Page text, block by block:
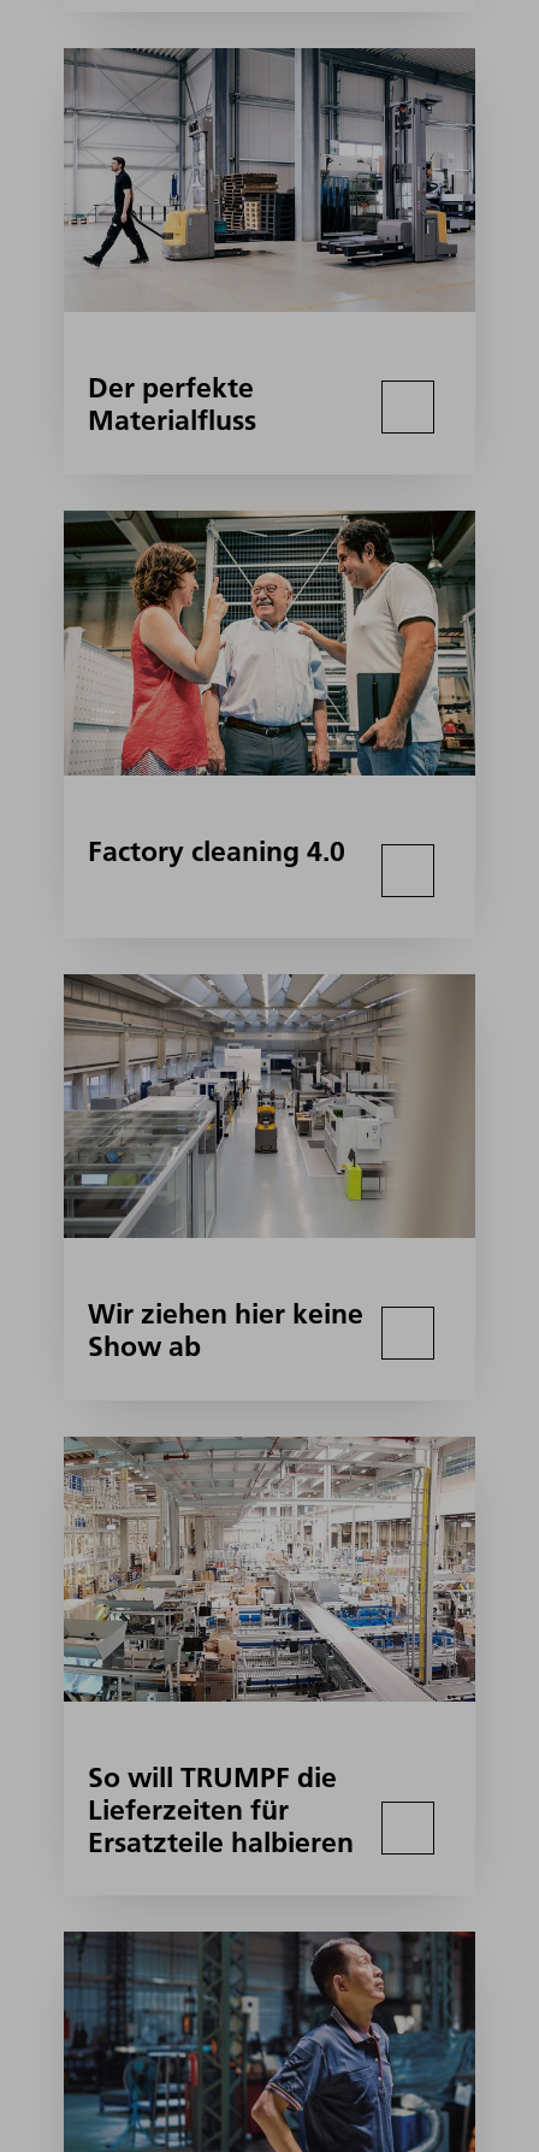
Der perfekte
Materialfluss
Factory cleaning 4.0
Wir ziehen hier keine
Show ab
So will TRUMPF die
Lieferzeiten für
Ersatzteile halbieren